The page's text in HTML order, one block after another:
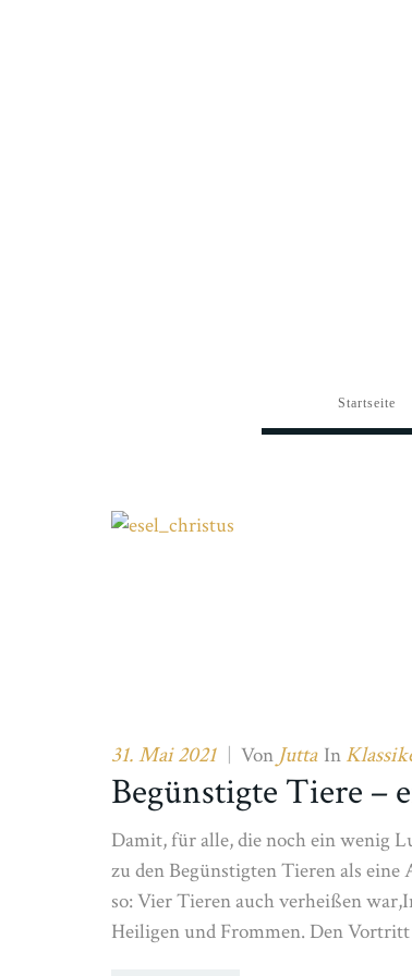
Startseite
31. Mai 2021 | Von Jutta In
Begünstigte Tiere –
Damit, für alle, die noch ein wenig
zu den Begünstigten Tieren als
so: Vier Tieren auch verheißen
Heiligen und Frommen. Den